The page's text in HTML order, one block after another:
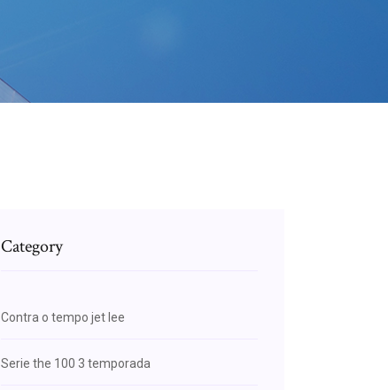
Category
Contra o tempo jet lee
Serie the 100 3 temporada